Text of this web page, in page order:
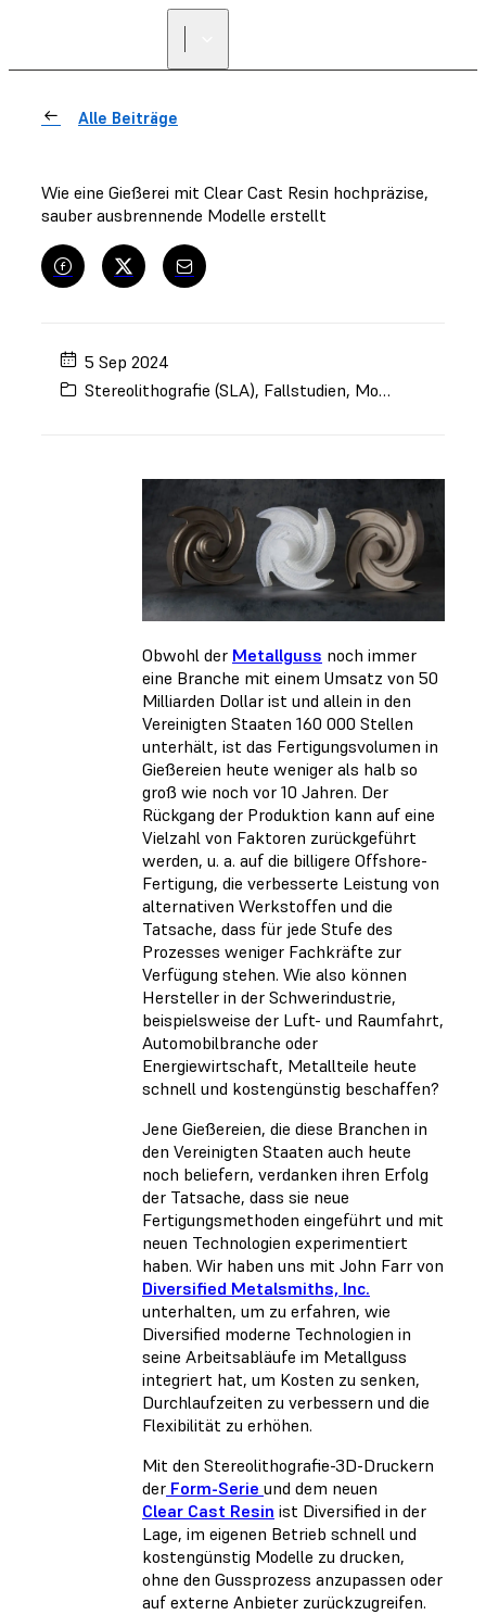
Alle Beiträge
Wie eine Gießerei mit Clear Cast Resin hochpräzise,
sauber ausbrennende Modelle erstellt
5 Sep 2024
Stereolithografie (SLA), Fallstudien, Modelle zum Gießen und Pressen
Obwohl der Metallguss noch immer
eine Branche mit einem Umsatz von 50
Milliarden Dollar ist und allein in den
Vereinigten Staaten 160 000 Stellen
unterhält, ist das Fertigungsvolumen in
Gießereien heute weniger als halb so
groß wie noch vor 10 Jahren. Der
Rückgang der Produktion kann auf eine
Vielzahl von Faktoren zurückgeführt
werden, u. a. auf die billigere Offshore-
Fertigung, die verbesserte Leistung von
alternativen Werkstoffen und die
Tatsache, dass für jede Stufe des
Prozesses weniger Fachkräfte zur
Verfügung stehen. Wie also können
Hersteller in der Schwerindustrie,
beispielsweise der Luft- und Raumfahrt,
Automobilbranche oder
Energiewirtschaft, Metallteile heute
schnell und kostengünstig beschaffen?
Jene Gießereien, die diese Branchen in
den Vereinigten Staaten auch heute
noch beliefern, verdanken ihren Erfolg
der Tatsache, dass sie neue
Fertigungsmethoden eingeführt und mit
neuen Technologien experimentiert
haben. Wir haben uns mit John Farr von
Diversified Metalsmiths, Inc.
unterhalten, um zu erfahren, wie
Diversified moderne Technologien in
seine Arbeitsabläufe im Metallguss
integriert hat, um Kosten zu senken,
Durchlaufzeiten zu verbessern und die
Flexibilität zu erhöhen.
Mit den Stereolithografie-3D-Druckern
der Form-Serie und dem neuen
Clear Cast Resin ist Diversified in der
Lage, im eigenen Betrieb schnell und
kostengünstig Modelle zu drucken,
ohne den Gussprozess anzupassen oder
auf externe Anbieter zurückzugreifen.